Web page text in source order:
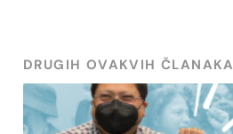
DRUGIH OVAKVIH ČLANAKA